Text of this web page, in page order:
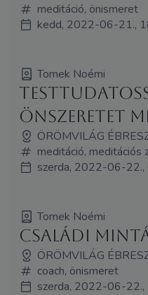
meditáció, önismeret
kedd, 2022-06-21.,
Tomek Noémi
önszeretet
ÖRÖMVILÁG
meditáció, meditációs
szerda, 2022-06-
Tomek Noémi
Családi
ÖRÖMVILÁG
coach, önismeret
szerda, 2022-06-